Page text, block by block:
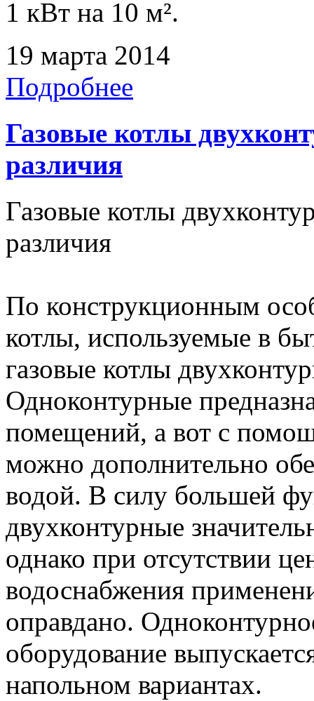
1 кВт на 10 м².
19 марта 2014
Подробнее
Газовые котлы
различия
Газовые котлы
различия
По конструкционным
котлы, используемые в
газовые котлы
Одноконтурные
помещений, а вот с
можно дополнительно
водой. В силу большей
двухконтурные
однако при отсутствии
водоснабжения
оправдано.
оборудование
напольном вариантах.